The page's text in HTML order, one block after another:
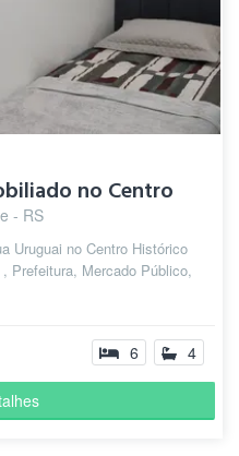
no Centro
- RS
Uruguai no Centro Histórico
Prefeitura, Mercado Público,
6 4